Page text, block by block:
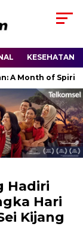
KESEHATAN
Month of Spiritual
Hadiri
Hari
Kijang